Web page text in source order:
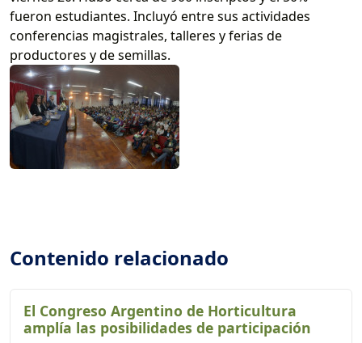
fueron estudiantes. Incluyó entre sus actividades
conferencias magistrales, talleres y ferias de
productores y de semillas.
Contenido relacionado
El Congreso Argentino de Horticultura
amplía las posibilidades de participación